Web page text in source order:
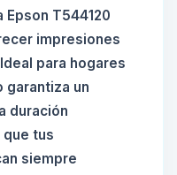
T544120
impresiones
para hogares
un
duración
tus
siempre